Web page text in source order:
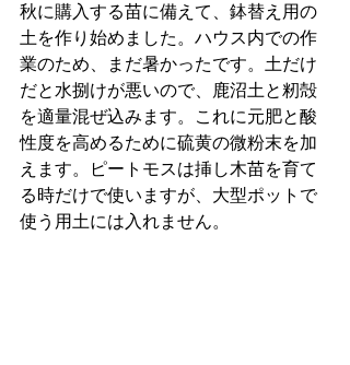
秋に購入する苗に備えて、鉢替え用の
土を作り始めました。ハウス内での作
業のため、まだ暑かったです。土だけ
だと水捌けが悪いので、鹿沼土と籾殻
を適量混ぜ込みます。これに元肥と酸
性度を高めるために硫黄の微粉末を加
えます。ピートモスは挿し木苗を育て
る時だけで使いますが、大型ポットで
使う用土には入れません。